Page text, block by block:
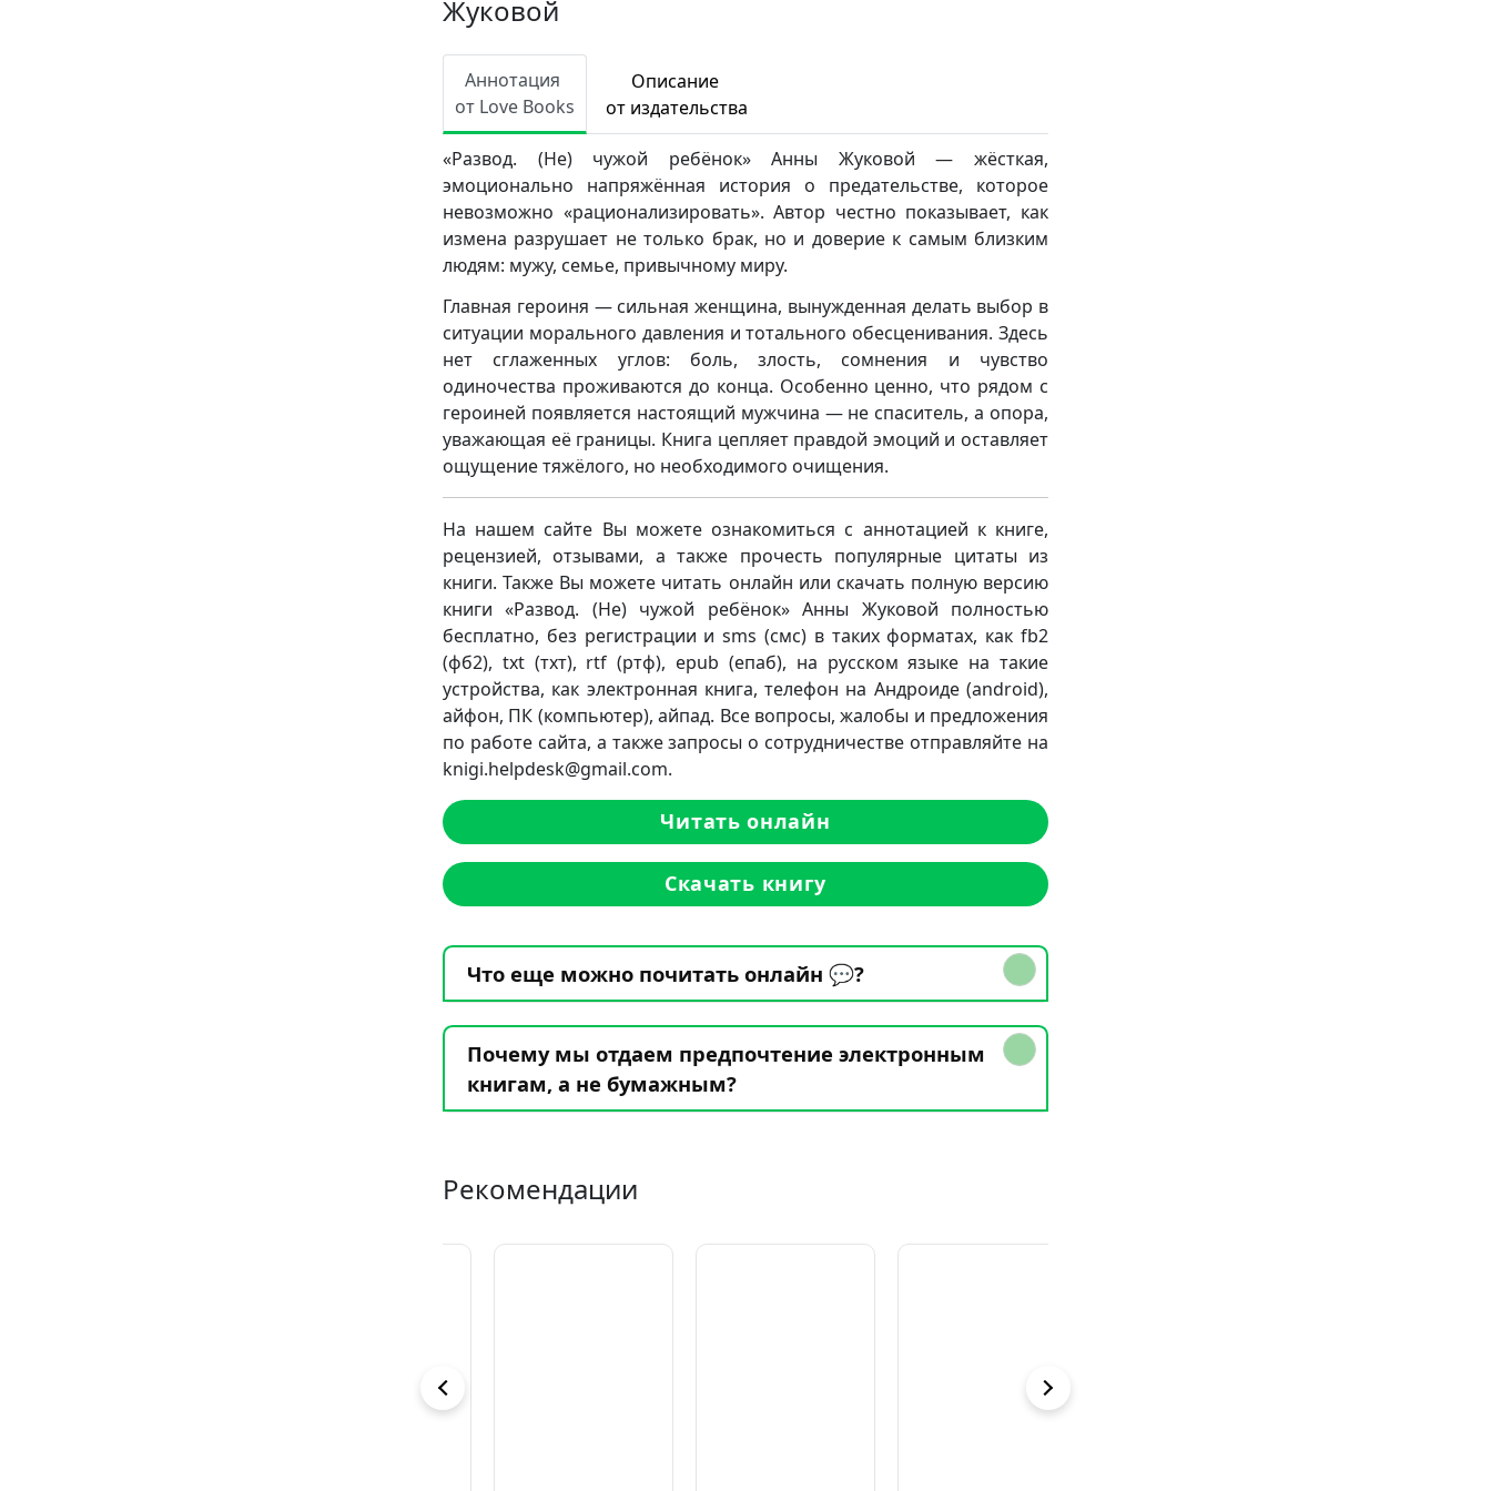
Жуковой
Аннотация
от Love Books
Описание
от издательства
«Развод. (Не) чужой ребёнок» Анны Жуковой — жёсткая,
эмоционально напряжённая история о предательстве, которое
невозможно «рационализировать». Автор честно показывает, как
измена разрушает не только брак, но и доверие к самым близким
людям: мужу, семье, привычному миру.
Главная героиня — сильная женщина, вынужденная делать выбор в
ситуации морального давления и тотального обесценивания. Здесь
нет сглаженных углов: боль, злость, сомнения и чувство
одиночества проживаются до конца. Особенно ценно, что рядом с
героиней появляется настоящий мужчина — не спаситель, а опора,
уважающая её границы. Книга цепляет правдой эмоций и оставляет
ощущение тяжёлого, но необходимого очищения.
На нашем сайте Вы можете ознакомиться с аннотацией к книге,
рецензией, отзывами, а также прочесть популярные цитаты из
книги. Также Вы можете читать онлайн или скачать полную версию
книги «Развод. (Не) чужой ребёнок» Анны Жуковой полностью
бесплатно, без регистрации и sms (смс) в таких форматах, как fb2
(фб2), txt (тхт), rtf (ртф), epub (епаб), на русском языке на такие
устройства, как электронная книга, телефон на Андроиде (android),
айфон, ПК (компьютер), айпад. Все вопросы, жалобы и предложения
по работе сайта, а также запросы о сотрудничестве отправляйте на
knigi.helpdesk@gmail.com.
Читать онлайн
Скачать книгу
Что еще можно почитать онлайн 💬?
Почему мы отдаем предпочтение электронным
книгам, а не бумажным?
Рекомендации